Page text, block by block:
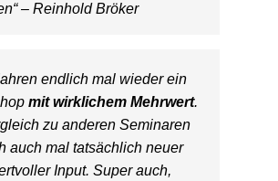
– Reinhold Bröker
endlich mal wieder ein
mit wirklichem Mehrwert.
zu anderen Seminaren
auch mal tatsächlich neuer
Input. Super auch,